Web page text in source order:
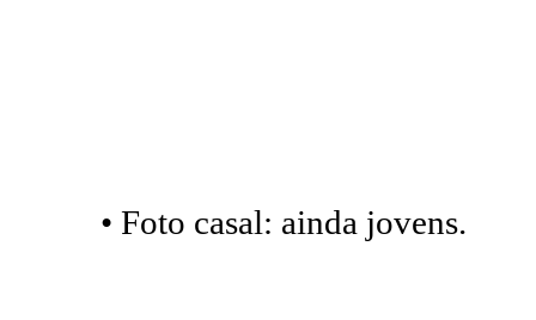
• Foto casal: ainda jovens.